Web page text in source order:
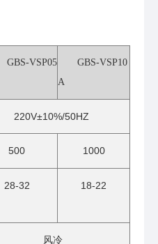
VSP05
GBS-VSP10
A
220V±10%/50HZ
500 1000
28-32 18-22
风冷